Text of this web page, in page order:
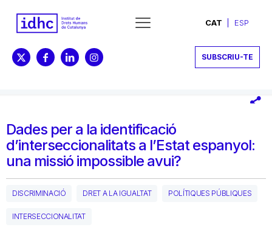
CAT ESP
SUBSCRIU-TE
Dades per a la identificació
d’interseccionalitats a l’Estat espanyol:
una missió impossible avui?
DISCRIMINACIÓ DRET A LA IGUALTAT POLÍTIQUES PÚBLIQUES
INTERSECCIONALITAT